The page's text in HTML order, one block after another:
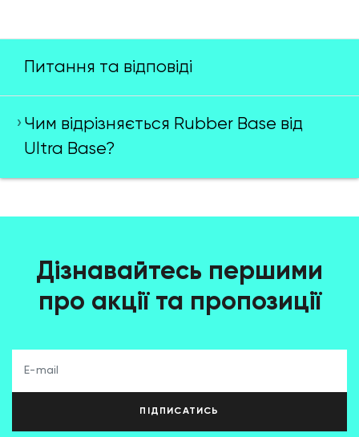
Питання та відповіді
Чим відрізняється Rubber Base від
Ultra Base?
Дізнавайтесь першими
про акції та пропозиції
ПІДПИСАТИСЬ